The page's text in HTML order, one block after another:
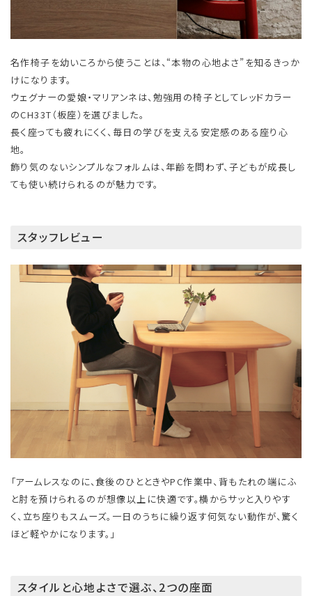
名作椅子を幼いころから使うことは、“本物の心地よさ”を知るきっか
けになります。
ウェグナーの愛娘・マリアンネは、勉強用の椅子としてレッドカラー
のCH33T（板座）を選びました。
長く座っても疲れにくく、毎日の学びを支える安定感のある座り心
地。
飾り気のないシンプルなフォルムは、年齢を問わず、子どもが成長し
ても使い続けられるのが魅力です。
スタッフレビュー
「アームレスなのに、食後のひとときやPC作業中、背もたれの端にふ
と肘を預けられるのが想像以上に快適です。横からサッと入りやす
く、立ち座りもスムーズ。一日のうちに繰り返す何気ない動作が、驚く
ほど軽やかになります。」
スタイルと心地よさで選ぶ、2つの座面